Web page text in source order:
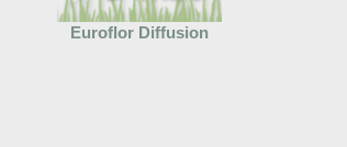
Euroflor Diffusion